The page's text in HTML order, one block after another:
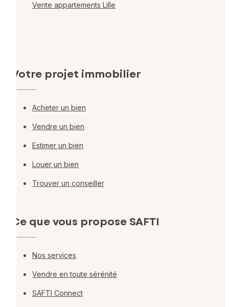
Vente appartements Lille
Votre projet immobilier
Acheter un bien
Vendre un bien
Estimer un bien
Louer un bien
Trouver un conseiller
Ce que vous propose SAFTI
Nos services
Vendre en toute sérénité
SAFTI Connect